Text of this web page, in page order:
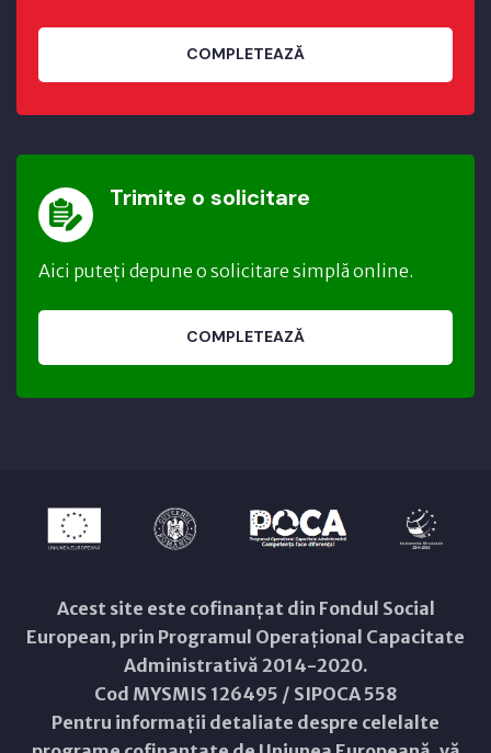
COMPLETEAZĂ
Trimite o solicitare
Aici puteți depune o solicitare simplă online.
COMPLETEAZĂ
Acest site este cofinanțat din Fondul Social
European, prin Programul Operațional Capacitate
Administrativă 2014-2020.
Cod MYSMIS 126495 / SIPOCA 558
Pentru informații detaliate despre celelalte